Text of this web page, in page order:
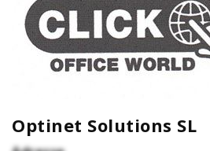
Optinet Solutions SL